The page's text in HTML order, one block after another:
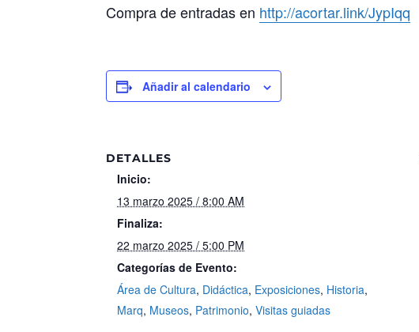
Compra de entradas en http://acortar.link/JypIqq
Añadir al calendario
DETALLES
Inicio:
13 marzo 2025 / 8:00 AM
Finaliza:
22 marzo 2025 / 5:00 PM
Categorías de Evento:
Área de Cultura, Didáctica, Exposiciones, Historia,
Marq, Museos, Patrimonio,Visitas guiadas